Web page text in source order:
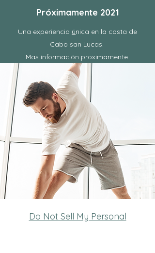
Próximamente 2021
Una experiencia única en la costa de
Cabo san Lucas.
Mas información proximamente.
Do Not Sell My Personal